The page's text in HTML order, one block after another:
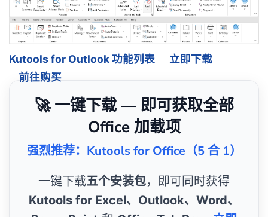
Kutools for Outlook 功能列表
立即下载
前往购买
🚀 一键下载 — 即可获取全部
Office 加载项
强烈推荐：Kutools for Office（5 合 1）
一键下载五个安装包，即可同时获得
Kutools for Excel、Outlook、Word、